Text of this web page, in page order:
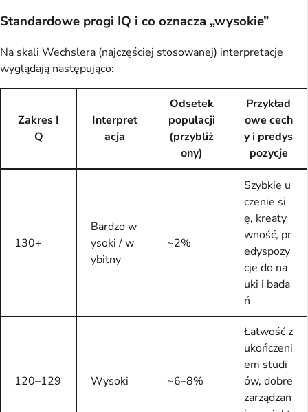
Standardowe progi IQ i co oznacza „wysokie”
Na skali Wechslera (najczęściej stosowanej) interpretacje
wyglądają następująco:
Zakres I
Q
Interpret
acja
Odsetek
populacji
(przybliż
ony)
Przykład
owe cech
y i predys
pozycje
130+
Bardzo w
ysoki / w
ybitny
~2%
Szybkie u
czenie si
ę, kreaty
wność, pr
edyspozy
cje do na
uki i bada
ń
120–129 Wysoki ~6–8%
Łatwość z
ukończeni
em studi
ów, dobre
zarządzan